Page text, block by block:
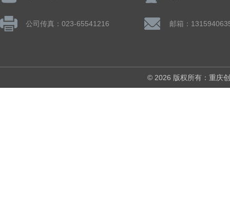
公司传真：023-65541216 邮箱：
© 2026 版权所有：重庆